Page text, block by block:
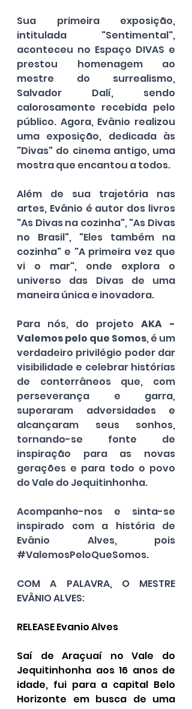
Sua primeira exposição,
intitulada "Sentimental",
aconteceu no Espaço DIVAS e
prestou homenagem ao
mestre do surrealismo,
Salvador Dalí, sendo
calorosamente recebida pelo
público. Agora, Evânio realizou
uma exposição, dedicada às
"Divas" do cinema antigo, uma
mostra que encantou a todos.
Além de sua trajetória nas
artes, Evânio é autor dos livros
"As Divas na cozinha", "As Divas
no Brasil", "Eles também na
cozinha" e "A primeira vez que
vi o mar", onde explora o
universo das Divas de uma
maneira única e inovadora.
Para nós, do projeto AKA -
Valemos pelo que Somos, é um
verdadeiro privilégio poder dar
visibilidade e celebrar histórias
de conterrâneos que, com
perseverança e garra,
superaram adversidades e
alcançaram seus sonhos,
tornando-se fonte de
inspiração para as novas
gerações e para todo o povo
do Vale do Jequitinhonha.
Acompanhe-nos e sinta-se
inspirado com a história de
#ValemosPeloQueSomos.
COM A PALAVRA, O MESTRE
EVÂNIO ALVES:
RELEASE Evanio Alves
Saí de Araçuaí no Vale do
Jequitinhonha aos 16 anos de
idade, fui para a capital Belo
Horizonte em busca de uma